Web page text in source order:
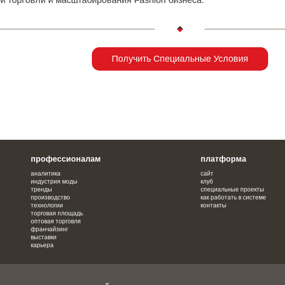
Получить Специальные Условия
профессионалам
аналитика
индустрия моды
тренды
производство
технологии
торговая площадь
оптовая торговля
франчайзинг
выставки
карьера
платформа
сайт
клуб
специальные проекты
как работать в системе
контакты